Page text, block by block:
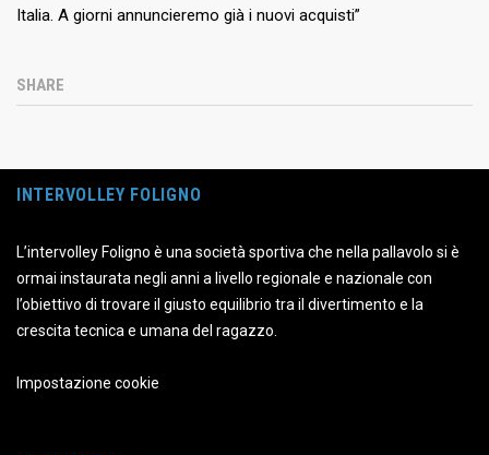
Italia. A giorni annuncieremo già i nuovi acquisti”
SHARE
INTERVOLLEY FOLIGNO
L’intervolley Foligno è una società sportiva che nella pallavolo si è
ormai instaurata negli anni a livello regionale e nazionale con
l’obiettivo di trovare il giusto equilibrio tra il divertimento e la
crescita tecnica e umana del ragazzo.
Impostazione cookie